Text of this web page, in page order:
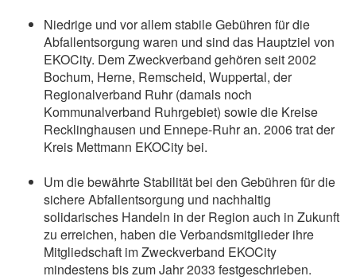
Niedrige und vor allem stabile Gebühren für die
Abfallentsorgung waren und sind das Hauptziel von
EKOCity. Dem Zweckverband gehören seit 2002
Bochum, Herne, Remscheid, Wuppertal, der
Regionalverband Ruhr (damals noch
Kommunalverband Ruhrgebiet) sowie die Kreise
Recklinghausen und Ennepe-Ruhr an. 2006 trat der
Kreis Mettmann EKOCity bei.
Um die bewährte Stabilität bei den Gebühren für die
sichere Abfallentsorgung und nachhaltig
solidarisches Handeln in der Region auch in Zukunft
zu erreichen, haben die Verbandsmitglieder ihre
Mitgliedschaft im Zweckverband EKOCity
mindestens bis zum Jahr 2033 festgeschrieben.